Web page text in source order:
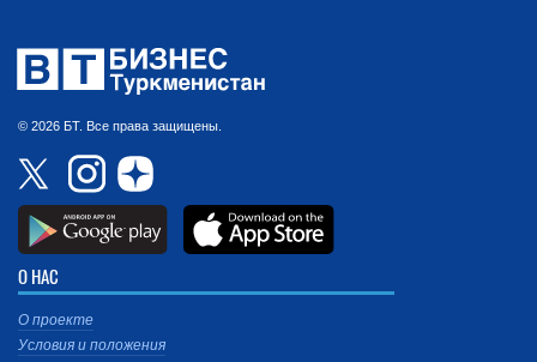
© 2026 БТ. Все права защищены.
О НАС
О проекте
Условия и положения